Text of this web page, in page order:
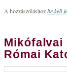
A hozzászóláshozbe kell
Mikófalvai
Római